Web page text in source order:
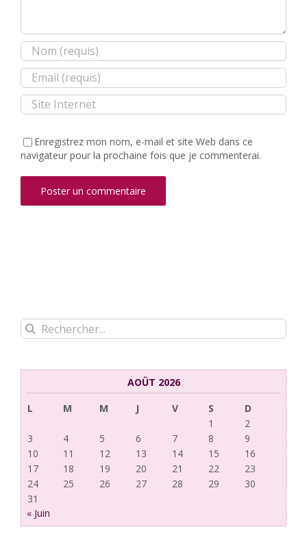
Enregistrez mon nom, e-mail et site Web dans ce
navigateur pour la prochaine fois que je commenterai.
Rechercher:
AOÛT 2026
L
M M J V S
D
1
2
3
4 5 6 7 8
9
10
11 12 13 14 15
16
17
18 19 20 21 22
23
24
25 26 27 28 29
30
31
« Juin